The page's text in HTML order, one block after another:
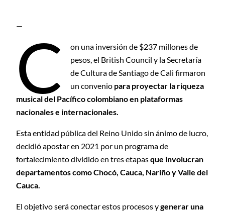
—
C
on una inversión de $237 millones de
pesos, el British Council y la Secretaría
de Cultura de Santiago de Cali firmaron
un conveniopara proyectar la riqueza
musical del Pacífico colombiano en plataformas
nacionales e internacionales.
Esta entidad pública del Reino Unido sin ánimo de lucro,
decidió apostar en 2021 por un programa de
fortalecimiento dividido en tres etapasque involucran
departamentos como Chocó, Cauca, Nariño y Valle del
Cauca.
El objetivo será conectar estos procesos ygenerar una